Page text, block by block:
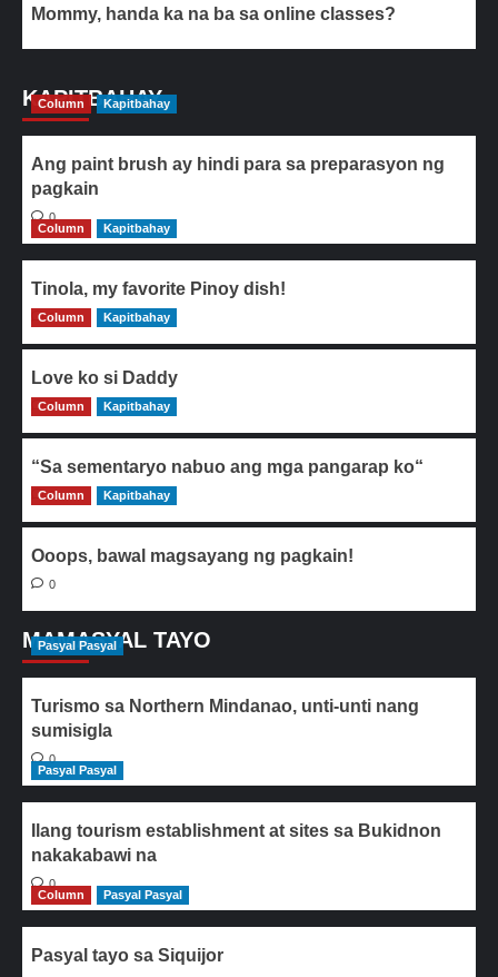
Mommy, handa ka na ba sa online classes?
KAPITBAHAY
Column Kapitbahay
Ang paint brush ay hindi para sa preparasyon ng
pagkain
0
Column
Kapitbahay
Tinola, my favorite Pinoy dish!
0
Column Kapitbahay
Love ko si Daddy
0
Column Kapitbahay
“Sa sementaryo nabuo ang mga pangarap ko“
0
Column Kapitbahay
Ooops, bawal magsayang ng pagkain!
0
MAMASYAL TAYO
Pasyal Pasyal
Turismo sa Northern Mindanao, unti-unti nang
sumisigla
0
Pasyal Pasyal
Ilang tourism establishment at sites sa Bukidnon
nakakabawi na
0
Column
Pasyal Pasyal
Pasyal tayo sa Siquijor